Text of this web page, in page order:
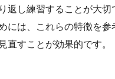
返し練習することが大切
には、これらの特徴を参
直すことが効果的です。